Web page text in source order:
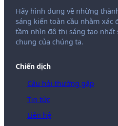
Hãy hình dung về những
sáng kiến ​​toàn cầu nhằm xác
tầm nhìn đô thị sáng tạo
chung của chúng ta.
Chiến dịch
Câu hỏi thường gặp
Tin tức
Liên hệ